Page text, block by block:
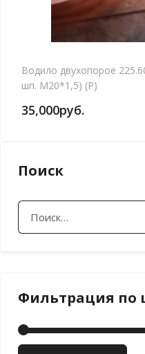
Водило двухопорое
шп. М20*1,5) (Р)
35,000руб.
Поиск
Найти:
Фильтрация по